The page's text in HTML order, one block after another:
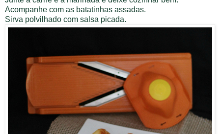
Acompanhe com as batatinhas assadas.
Sirva polvilhado com salsa picada.